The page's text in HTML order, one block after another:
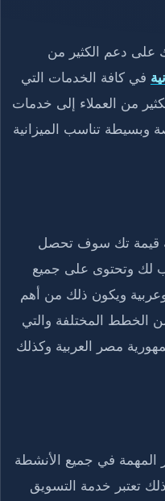
دعم الكثير من
في كافة الخدمات التي
من العملاء إلى خدمات
وبسيطة تناسب الميزانية
قيمة تك سوف تحصل
لك وتحتوى على جميع
ويكون ذلك من أهم
من الخطط المختلفة والتي
مصر العربية وكذلك
المهمة في جميع الأنشطة
تعتبر خدمة التسويق